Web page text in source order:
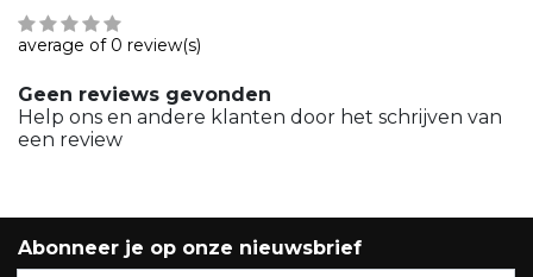
average of 0 review(s)
Geen reviews gevonden
Help ons en andere klanten door het schrijven van
een review
Abonneer je op onze nieuwsbrief